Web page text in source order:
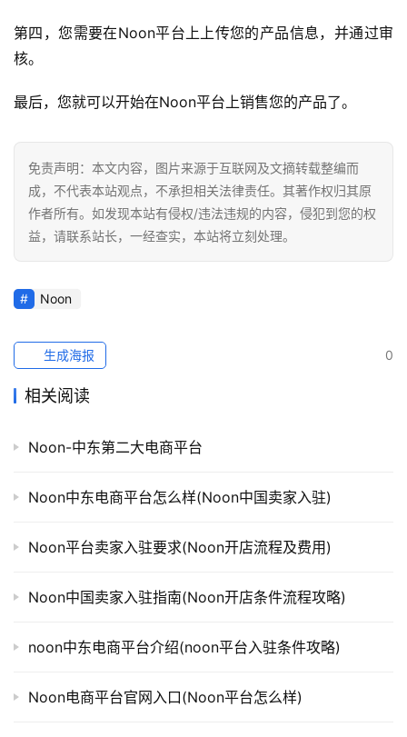
第四，您需要在Noon平台上上传您的产品信息，并通过审
核。
最后，您就可以开始在Noon平台上销售您的产品了。
免责声明：本文内容，图片来源于互联网及文摘转载整编而
成，不代表本站观点，不承担相关法律责任。其著作权归其原
作者所有。如发现本站有侵权/违法违规的内容，侵犯到您的权
益，请联系站长，一经查实，本站将立刻处理。
Noon
0
生成海报
相关阅读
Noon-中东第二大电商平台
Noon中东电商平台怎么样(Noon中国卖家入驻)
Noon平台卖家入驻要求(Noon开店流程及费用)
Noon中国卖家入驻指南(Noon开店条件流程攻略)
noon中东电商平台介绍(noon平台入驻条件攻略)
Noon电商平台官网入口(Noon平台怎么样)